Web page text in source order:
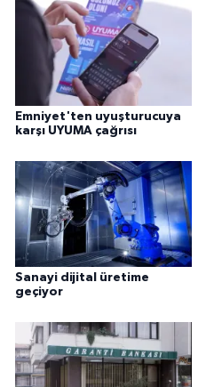
Emniyet'ten uyuşturucuya
karşı UYUMA çağrısı
Sanayi dijital üretime
geçiyor